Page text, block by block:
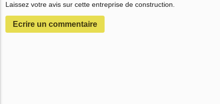
Laissez votre avis sur cette entreprise de construction.
Ecrire un сommentaire